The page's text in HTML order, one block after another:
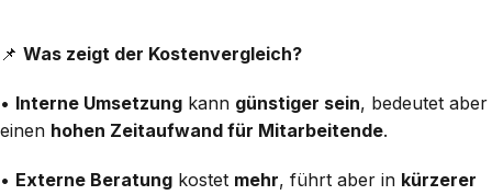
📌 Was zeigt der Kostenvergleich?
• Interne Umsetzung kann günstiger sein, bedeutet aber
einen hohen Zeitaufwand für Mitarbeitende.
• Externe Beratung kostet mehr, führt aber in kürzerer